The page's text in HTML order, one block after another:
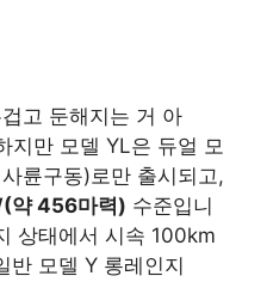
고 둔해지는 거 아
지만 모델 YL은 듀얼 모
륜구동)로만 출시되고,
약 456마력) 수준입니
상태에서 시속 100km
반 모델 Y 롱레인지